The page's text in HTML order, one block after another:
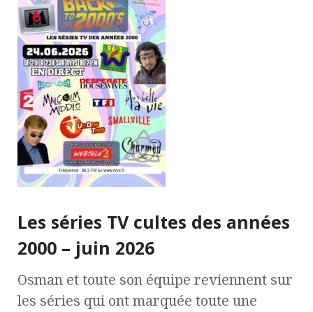
Les séries TV cultes des années
2000 – juin 2026
Osman et toute son équipe reviennent sur
les séries qui ont marquée toute une